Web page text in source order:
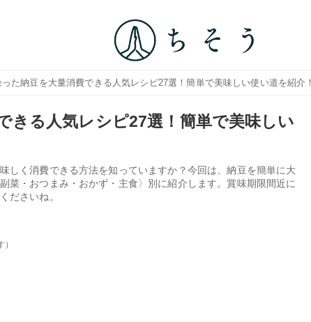
た納豆を大量消費できる人気レシピ27選！簡単で美味しい使い道を紹介！
きる人気レシピ27選！簡単で美味しい
しく消費できる方法を知っていますか？今回は、納豆を簡単に大
菜・おつまみ・おかず・主食〉別に紹介します。賞味期限間近に
ださいね。